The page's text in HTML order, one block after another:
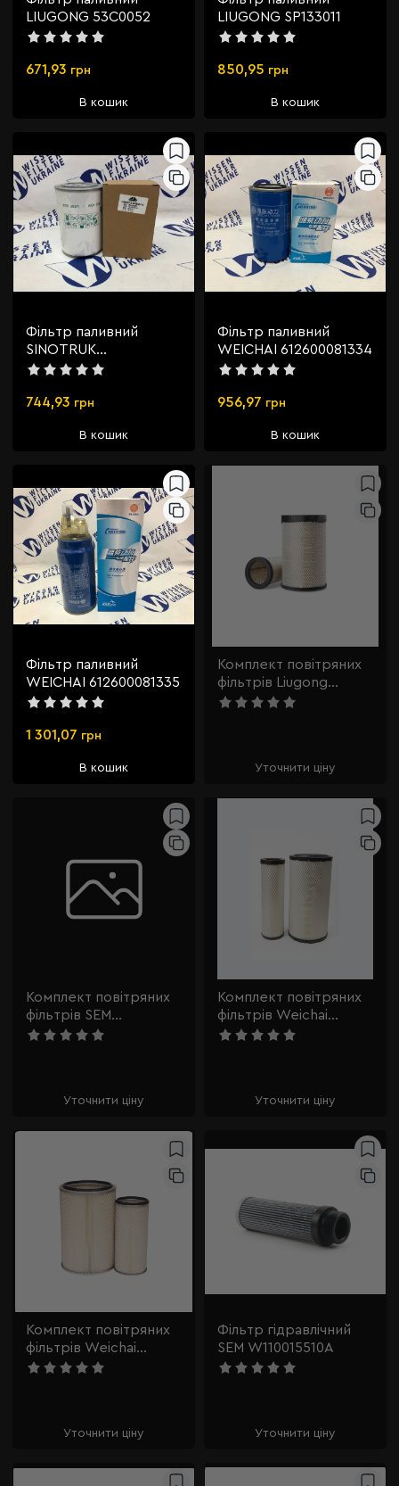
LIUGONG 53C0052
671,93 грн
В кошик
LIUGONG SP133011
850,95 грн
В кошик
Фільтр паливний
SINOTRUK
VG1092080009
744,93 грн
В кошик
Фільтр паливний
WEICHAI 612600081334
956,97 грн
В кошик
Фільтр паливний
WEICHAI 612600081335
1 301,07 грн
В кошик
Комплект повітряних
фільтрів Liugong
Уточнити ціну
Комплект повітряних
фільтрів SEM
W47002128
Уточнити ціну
Комплект повітряних
фільтрів Weichai
4110002852014
Уточнити ціну
Комплект повітряних
фільтрів Weichai
W016300010>>612600110540
Уточнити ціну
Фільтр гідравлічний
SEM W110015510A
Уточнити ціну